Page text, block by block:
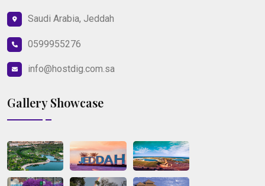
Saudi Arabia, Jeddah
0599955276
info@hostdig.com.sa
Gallery Showcase